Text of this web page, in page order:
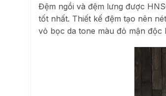
Đệm ngồi và đệm lưng được
tốt nhất. Thiết kế đệm tạo nên
vỏ bọc da tone màu đỏ mận độc